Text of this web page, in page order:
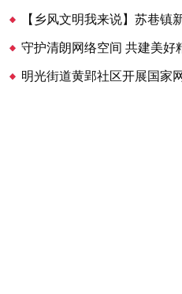
【乡风文明我来说】苏巷镇
守护清朗网络空间 共建美好
明光街道黄郢社区开展国家